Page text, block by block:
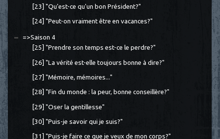
[23] "Qu'est-ce qu'un bon Président?"
[24] "Peut-on vraiment être en vacances?"
=>Saison 4
[25] "Prendre son temps est-ce le perdre?"
[26] "La vérité est-elle toujours bonne à dire?"
[27] "Mémoire, mémoires..."
[28] "Fin du monde : la peur, bonne conseillère?"
[29] "Oser la gentillesse"
[30] "Puis-je savoir qui je suis?"
[31] "Puis-je faire ce que je veux de mon corps?"